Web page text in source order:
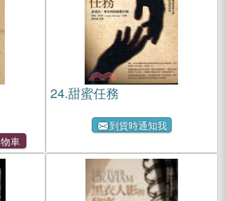
24.甜蜜任務
到貨時通知我